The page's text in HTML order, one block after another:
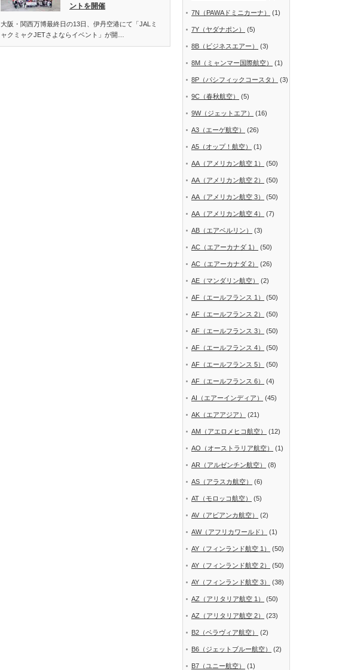
ントを開催
大阪・関西万博最終日の13日、伊丹空港にて「JALミ
ャクミャクJETさよならイベント」が開…
7N（PAWAドミニカーナ） (1)
7Y（ヤダナポン） (5)
8B（ビジネスエアー） (3)
8M（ミャンマー国際航空） (1)
8P（パシフィックコースタ） (3)
9C（春秋航空） (5)
9W（ジェットエア） (16)
A3（エーゲ航空） (26)
A5（オップ！航空） (1)
AA（アメリカン航空 1） (50)
AA（アメリカン航空 2） (50)
AA（アメリカン航空 3） (50)
AA（アメリカン航空 4） (7)
AB（エアベルリン） (3)
AC（エアーカナダ 1） (50)
AC（エアーカナダ 2） (26)
AE（マンダリン航空） (2)
AF（エールフランス 1） (50)
AF（エールフランス 2） (50)
AF（エールフランス 3） (50)
AF（エールフランス 4） (50)
AF（エールフランス 5） (50)
AF（エールフランス 6） (4)
AI（エアーインディア） (45)
AK（エアアジア） (21)
AM（アエロメヒコ航空） (12)
AO（オーストラリア航空） (1)
AR（アルゼンチン航空） (8)
AS（アラスカ航空） (6)
AT（モロッコ航空） (5)
AV（アビアンカ航空） (2)
AW（アフリカワールド） (1)
AY（フィンランド航空 1） (50)
AY（フィンランド航空 2） (50)
AY（フィンランド航空 3） (38)
AZ（アリタリア航空 1） (50)
AZ（アリタリア航空 2） (23)
B2（ベラヴィア航空） (2)
B6（ジェットブルー航空） (2)
B7（ユニー航空） (1)